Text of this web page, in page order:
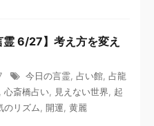
霊 6/27】考え方を変え
今日の言霊, 占い館, 占龍
, 心斎橋占い, 見えない世界, 起
のリズム, 開運, 黄麗